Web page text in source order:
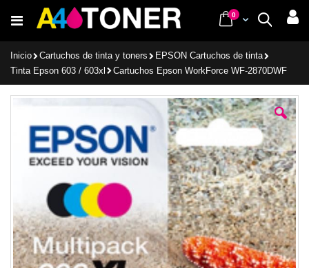
al
Buscar
Cart
0items
Inicio Cartuchos de tinta y toners
EPSON Cartuchos de tinta
Tinta Epson 603 / 603xl
Cartuchos Epson WorkForce WF-2870DWF
Saltar
imágenes